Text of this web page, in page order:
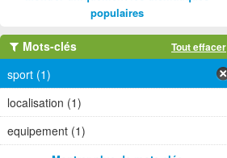
populaires
Mots-clés Tout effacer
sport (1)
localisation (1)
equipement (1)